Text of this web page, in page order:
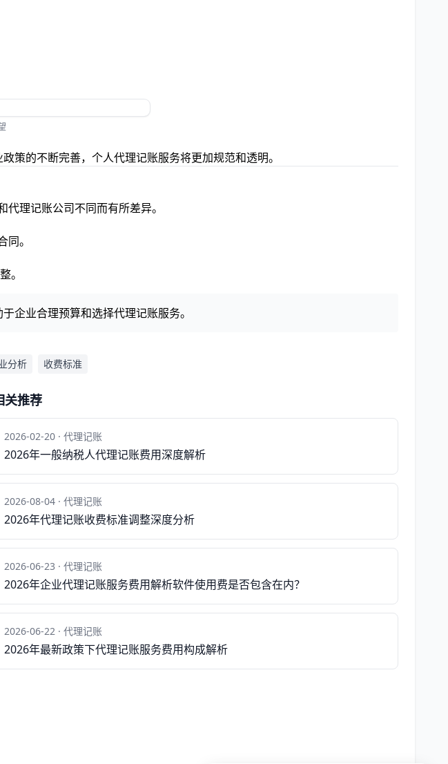
策的不断完善，个人代理记账服务将更加规范和透明。
理记账公司不同而有所差异。
。
。
企业合理预算和选择代理记账服务。
分析 收费标准
关推荐
2026-02-20 · 代理记账
2026年一般纳税人代理记账费用深度解析
2026-08-04 · 代理记账
2026年代理记账收费标准调整深度分析
2026-06-23 · 代理记账
2026年企业代理记账服务费用解析软件使用费是否包含在内？
2026-06-22 · 代理记账
2026年最新政策下代理记账服务费用构成解析